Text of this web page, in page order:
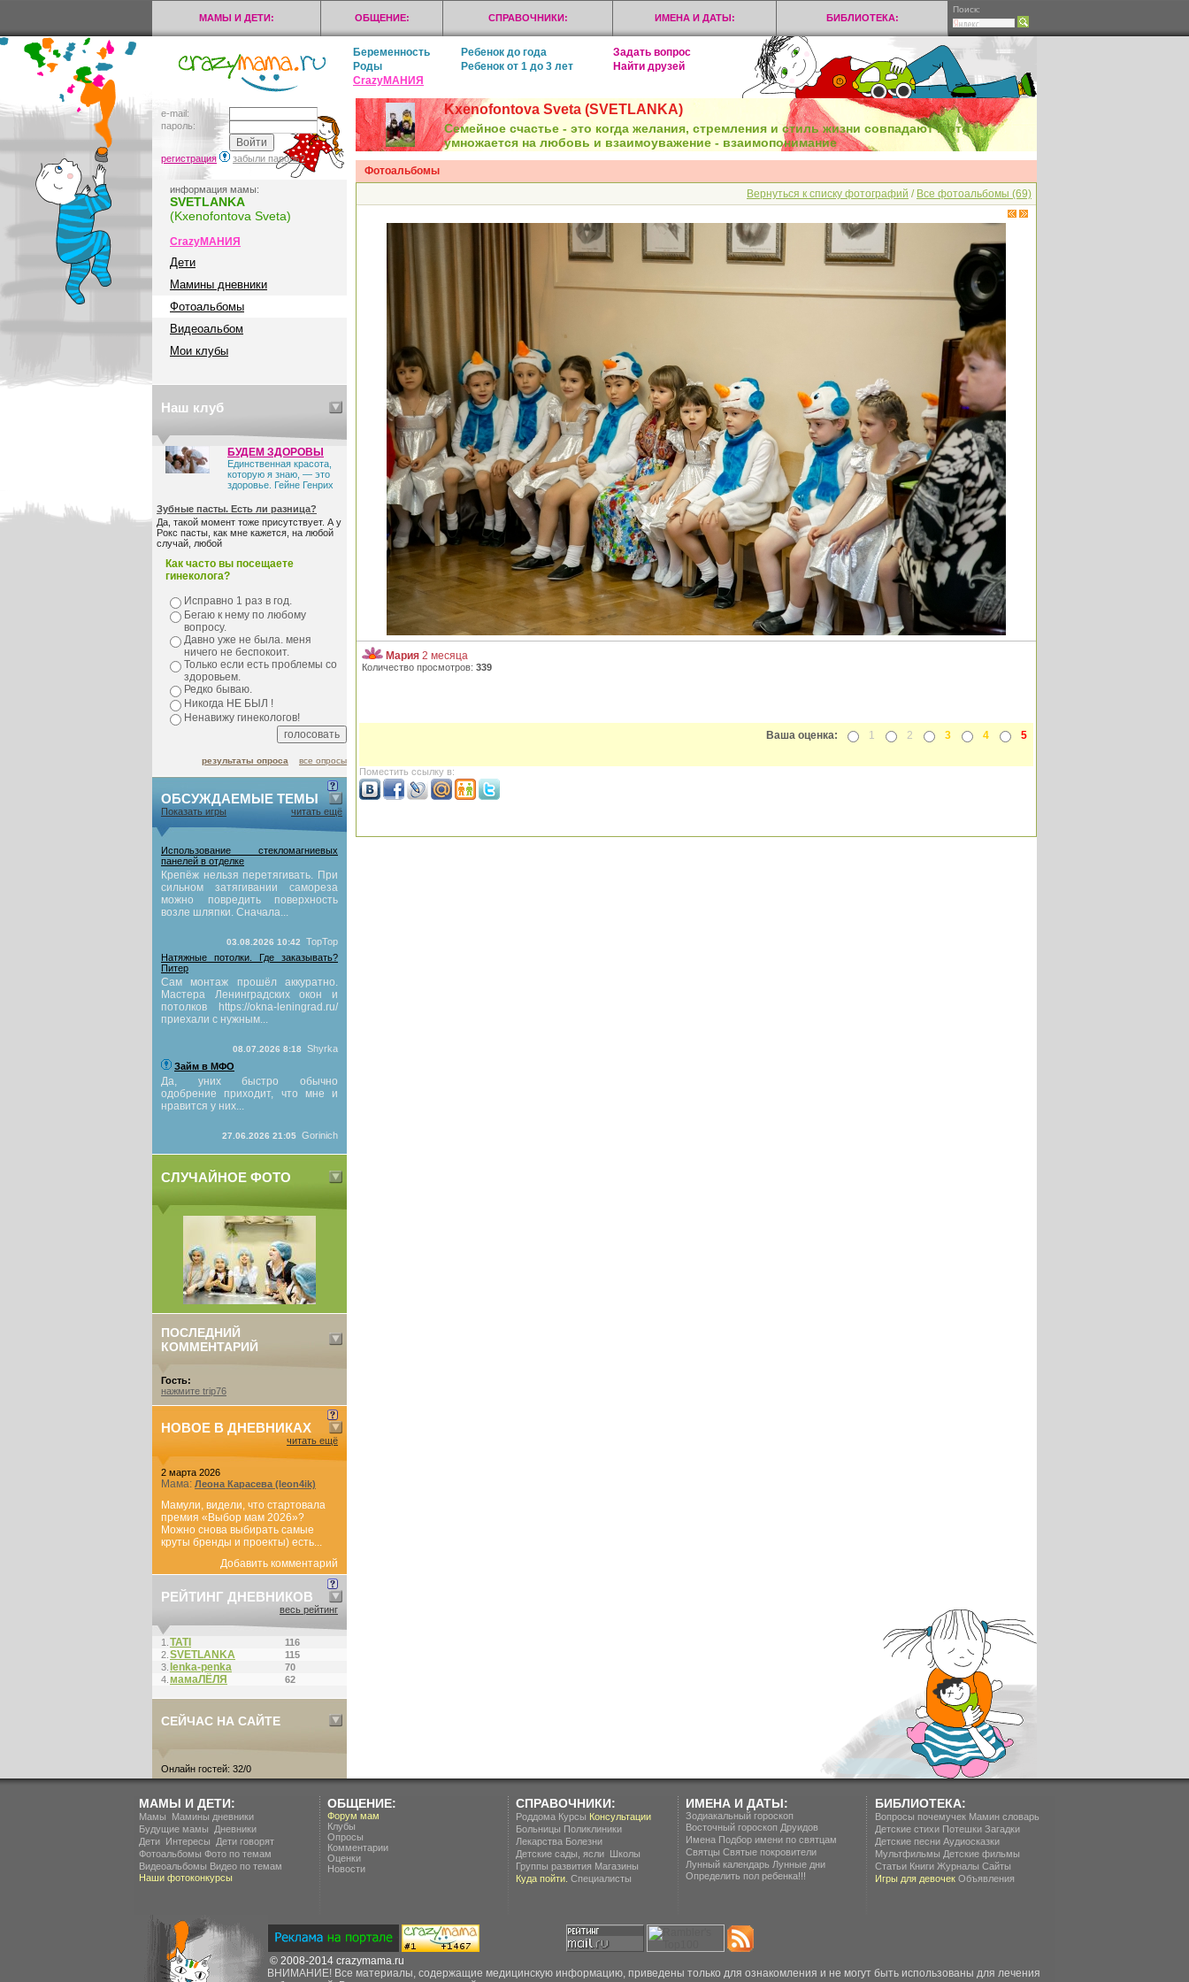
МАМЫ И ДЕТИ: ОБЩЕНИЕ: СПРАВОЧНИКИ: ИМЕНА И ДАТЫ: БИБЛИОТЕКА:
Поиск:
Беременность Ребенок до года
Задать вопрос
Роды
Ребенок от 1 до 3 лет
Найти друзей
CrazyМАНИЯ
e-mail:
пароль:
регистрация забыли пароль?
информация мамы:
SVETLANKA
(Kxenofontova Sveta)
CrazyМАНИЯ
Дети
Мамины дневники
Фотоальбомы
Видеоальбом
Мои клубы
Наш клуб
БУДЕМ ЗДОРОВЫ
Единственная красота,
которую я знаю, — это
здоровье. Гейне Генрих
Зубные пасты. Есть ли разница?
Да, такой момент тоже присутствует. А у
Рокс пасты, как мне кажется, на любой
случай, любой
Как часто вы посещаете
гинеколога?
Исправно 1 раз в год.
Бегаю к нему по любому
вопросу.
Давно уже не была. меня
ничего не беспокоит.
Только если есть проблемы со
здоровьем.
Редко бываю.
Никогда НЕ БЫЛ !
Ненавижу гинекологов!
результаты опроса все опросы
ОБСУЖДАЕМЫЕ ТЕМЫ
Показать игры читать ещё
Использование стекломагниевых
панелей в отделке
Крепёж нельзя перетягивать. При
сильном затягивании самореза
можно повредить поверхность
возле шляпки. Сначала...
03.08.2026 10:42
TopTop
Натяжные потолки. Где заказывать?
Питер
Сам монтаж прошёл аккуратно.
Мастера Ленинградских окон и
потолков https://okna-leningrad.ru/
приехали с нужным...
08.07.2026 8:18
Shyrka
Займ в МФО
Да, уних быстро обычно
одобрение приходит, что мне и
нравится у них...
27.06.2026 21:05 Gorinich
СЛУЧАЙНОЕ ФОТО
ПОСЛЕДНИЙ
КОММЕНТАРИЙ
Гость:
нажмите trip76
НОВОЕ В ДНЕВНИКАХ
читать ещё
2 марта 2026
Мама: Леона Карасева (leon4ik)
Мамули, видели, что стартовала
премия «Выбор мам 2026»?
Можно снова выбирать самые
круты бренды и проекты) есть...
Добавить комментарий
РЕЙТИНГ ДНЕВНИКОВ
весь рейтинг
1. ТАТI
116
2. SVETLANKA
115
3. lenka-penka
70
4. мамаЛЁЛЯ 62
СЕЙЧАС НА САЙТЕ
Онлайн гостей: 32/0
Kxenofontova Sveta (SVETLANKA)
Семейное счастье - это когда желания, стремления и стиль жизни совпадают и это
умножается на любовь и взаимоуважение - взаимопонимание
Фотоальбомы
Вернуться к списку фотографий / Все фотоальбомы (69)
Мария 2 месяца
Количество просмотров: 339
Ваша оценка: 1 2 3 4 5
Поместить ссылку в:
МАМЫ И ДЕТИ:
Мамы
Мамины дневники
Будущие мамы
Дневники
Дети Интересы
Дети говорят
Фотоальбомы Фото по темам
Видеоальбомы Видео по темам
Наши фотоконкурсы
ОБЩЕНИЕ:
Форум мам
Клубы
Опросы
Комментарии
Оценки
Новости
СПРАВОЧНИКИ:
Роддома Курсы Консультации
Больницы Поликлиники
Лекарства Болезни
Детские сады, ясли Школы
Группы развития Магазины
Куда пойти. Специалисты
ИМЕНА И ДАТЫ:
Зодиакальный гороскоп
Восточный гороскоп Друидов
Имена Подбор имени по святцам
Святцы Святые покровители
Лунный календарь Лунные дни
Определить пол ребенка!!!
БИБЛИОТЕКА:
Вопросы почемучек Мамин словарь
Детские стихи Потешки Загадки
Детские песни Аудиосказки
Мультфильмы Детские фильмы
Статьи Книги Журналы Сайты
Игры для девочек Объявления
© 2008-2014 crazymama.ru
ВНИМАНИЕ! Все материалы, содержащие медицинскую информацию, приведены только для ознакомления и не могут быть использованы для лечения